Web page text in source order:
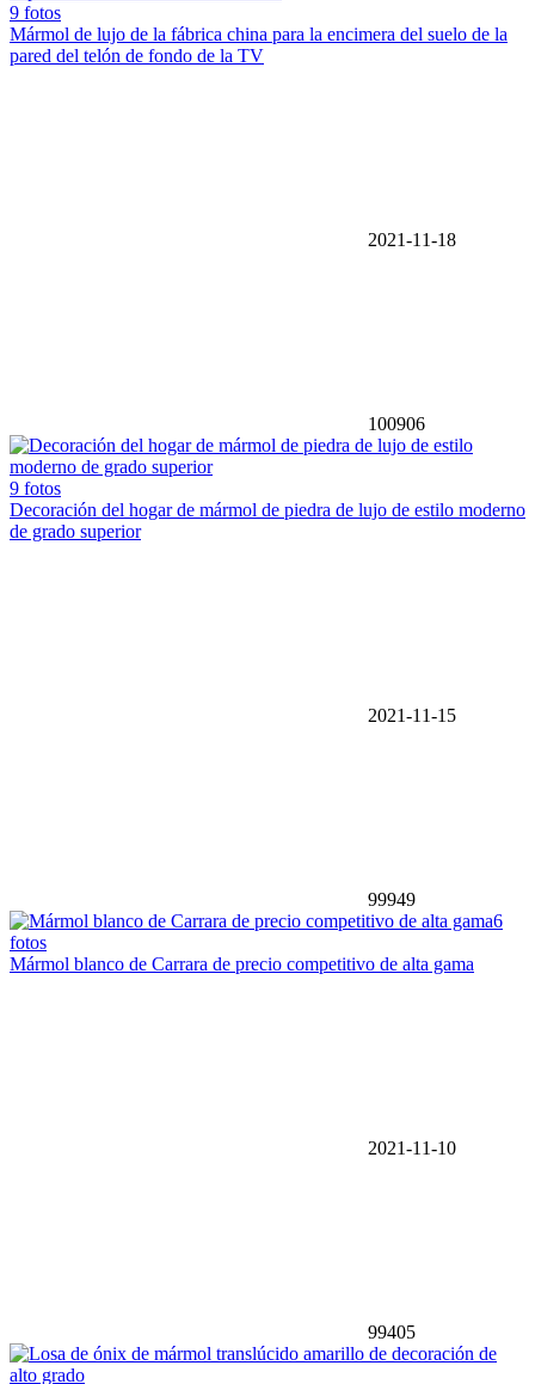
9 fotos
Mármol de lujo de la fábrica china para la encimera del suelo de la
pared del telón de fondo de la TV
2021-11-18
100906
9 fotos
Decoración del hogar de mármol de piedra de lujo de estilo moderno
de grado superior
2021-11-15
99949
6
fotos
Mármol blanco de Carrara de precio competitivo de alta gama
2021-11-10
99405